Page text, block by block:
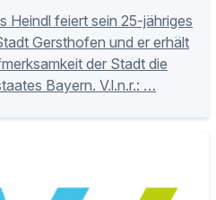
Heindl feiert sein 25-jähriges
Gersthofen und er erhält
der Stadt die
Bayern. V.l.n.r.: …